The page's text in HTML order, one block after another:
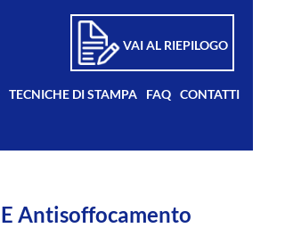
VAI AL RIEPILOGO
TECNICHE DI STAMPA FAQ CONTATTI
Antisoffocamento